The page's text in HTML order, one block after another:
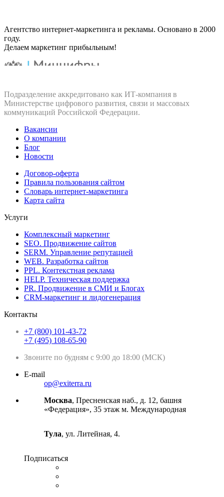
Агентство интернет-маркетинга и рекламы. Основано в 2000
году.
Делаем маркетинг прибыльным!
Подразделение аккредитовано как ИТ‑компания в
Министерстве цифрового развития, связи и массовых
коммуникаций Российской Федерации.
Вакансии
О компании
Блог
Новости
Договор-оферта
Правила пользования сайтом
Словарь интернет-маркетинга
Карта сайта
Услуги
Комплексный маркетинг
SEO. Продвижение сайтов
SERM. Управление репутацией
WEB. Разработка сайтов
PPL. Контекстная реклама
HELP. Техническая поддержка
PR. Продвижение в СМИ и Блогах
CRM-маркетинг и лидогенерация
Контакты
+7 (800) 101-43-72
+7 (495) 108-65-90
Звоните по будням с 9:00 до 18:00 (МСК)
E-mail
op@exiterra.ru
Москва, Пресненская наб., д. 12, башня
«Федерация», 35 этаж м. Международная
Тула, ул. Литейная, 4.
Подписаться